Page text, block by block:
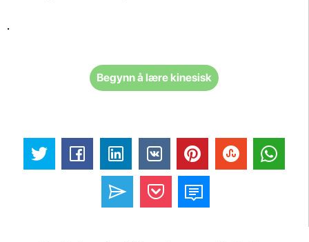
.
Begynn å lære kinesisk